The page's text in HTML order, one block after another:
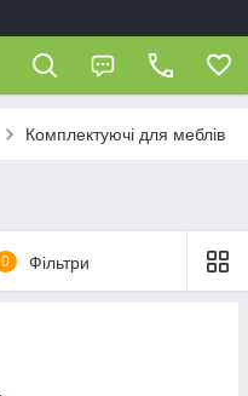
Комплектуючі для меблів
0 Фільтри